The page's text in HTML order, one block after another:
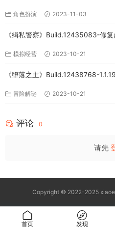
角色扮演 2023-11-03
《缉私警察》Build.12435083-修
模拟经营 2023-10-21
《堕落之主》Build.12438768-
冒险解谜 2023-10-21
评论 0
请先
Copyright © 2022-2025
首页 发现